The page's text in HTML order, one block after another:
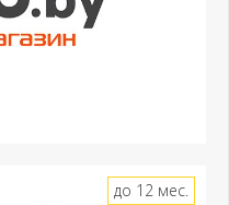
до 12 мес.